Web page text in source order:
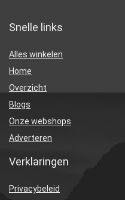
Snelle links
Alles winkelen
Home
Overzicht
Blogs
Onze webshops
Adverteren
Verklaringen
Privacybeleid